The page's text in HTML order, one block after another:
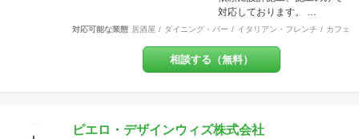
ばしい瞬間です。 弊社はリフ
ォーム・リノベーションや注
文住宅など幅広く工事を担当
させていただいております。
おり、色々な所にバラバラに
対応しております。 …
対応可能な業態 居酒屋 ダイニング・バー イタリアン・フレンチ カフェ
相談する（無料）
ピエロ・デザインウィズ株式会社